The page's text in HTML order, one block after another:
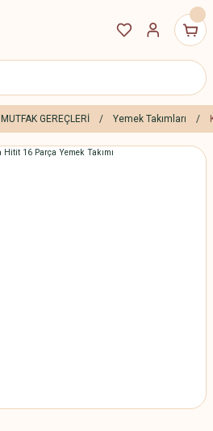
MUTFAK GEREÇLERİ Yemek Takımları